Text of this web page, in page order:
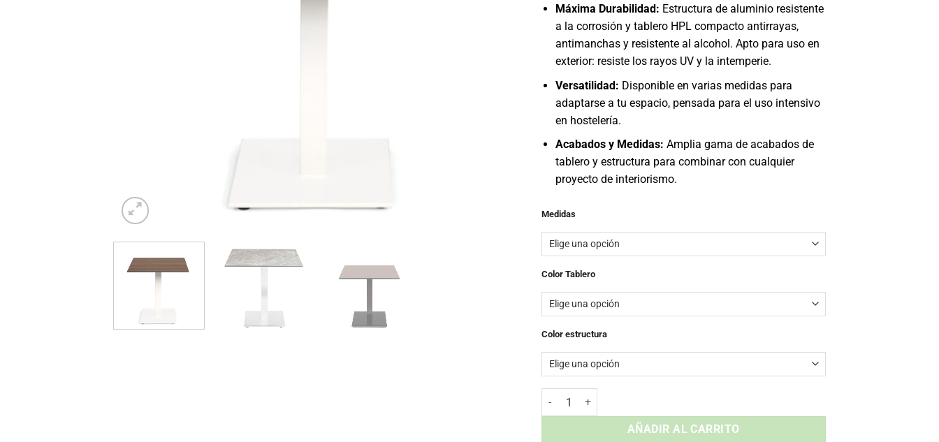
386,00€
Máxima Durabilidad: Estructura de aluminio resistente
a la corrosión y tablero HPL compacto antirrayas,
antimanchas y resistente al alcohol. Apto para uso en
exterior: resiste los rayos UV y la intemperie.
Versatilidad: Disponible en varias medidas para
adaptarse a tu espacio, pensada para el uso intensivo
en hostelería.
Acabados y Medidas: Amplia gama de acabados de
tablero y estructura para combinar con cualquier
proyecto de interiorismo.
Medidas
Color Tablero
Color estructura
Mesa Munich - Tablero HPL Interior y Exterior cantidad
AÑADIR AL CARRITO